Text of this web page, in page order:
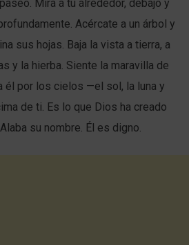
Mira a tu alrededor, debajo y
Acércate a un árbol y
sus hojas. Baja la vista a tierra, a
y la hierba. Siente la maravilla de
él por los cielos —el sol, la luna y
de ti. Es lo que Dios ha creado
su nombre. Él es digno.